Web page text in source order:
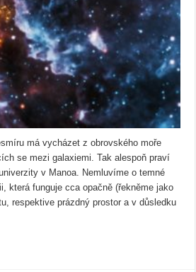
má vycházet z obrovského moře
se mezi galaxiemi. Tak alespoň praví
v Manoa. Nemluvíme o temné
která funguje cca opačně (řekněme jako
respektive prázdný prostor a v důsledku